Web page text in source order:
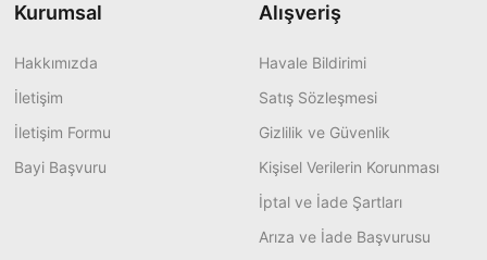
Kurumsal
Hakkımızda
İletişim
İletişim Formu
Bayi Başvuru
Alışveriş
Havale Bildirimi
Satış Sözleşmesi
Gizlilik ve Güvenlik
Kişisel Verilerin Korunması
İptal ve İade Şartları
Arıza ve İade Başvurusu